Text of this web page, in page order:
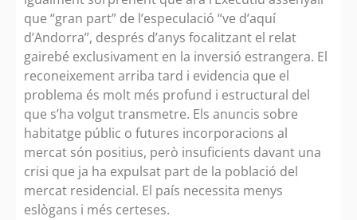
que “gran part” de l’especulació “ve d’aquí
d’Andorra”, després d’anys focalitzant el relat
gairebé exclusivament en la inversió estrangera. El
reconeixement arriba tard i evidencia que el
problema és molt més profund i estructural del
que s’ha volgut transmetre. Els anuncis sobre
habitatge públic o futures incorporacions al
mercat són positius, però insuficients davant una
crisi que ja ha expulsat part de la població del
mercat residencial. El país necessita menys
eslògans i més certeses.